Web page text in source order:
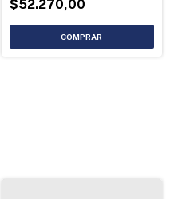
$52.270,00